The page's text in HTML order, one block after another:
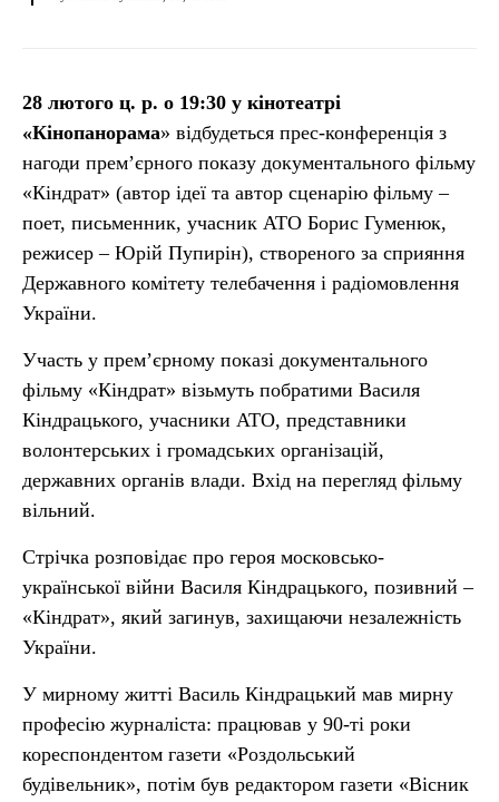
28 лютого ц. р. о 19:30 у кінотеатрі
«Кінопанорама» відбудеться прес-конференція з
нагоди прем’єрного показу документального фільму
«Кіндрат» (автор ідеї та автор сценарію фільму –
поет, письменник, учасник АТО Борис Гуменюк,
режисер – Юрій Пупирін), створеного за сприяння
Державного комітету телебачення і радіомовлення
України.
Участь у прем’єрному показі документального
фільму «Кіндрат» візьмуть побратими Василя
Кіндрацького, учасники АТО, представники
волонтерських і громадських організацій,
державних органів влади. Вхід на перегляд фільму
вільний.
Стрічка розповідає про героя московсько-
української війни Василя Кіндрацького, позивний –
«Кіндрат», який загинув, захищаючи незалежність
України.
У мирному житті Василь Кіндрацький мав мирну
професію журналіста: працював у 90-ті роки
кореспондентом газети «Роздольський
будівельник», потім був редактором газети «Вісник